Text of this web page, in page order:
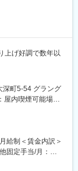
的な事業展開で
に強みを持ち、東
不動産サービスを
介や管理、メン
多角的な事業展開
上げ好調で数年以
レゼントが贈られ
勤無し
価します
対応を含む、以
深町5-54 グラング
屋内喫煙可能場所
給制＜賃金内訳＞
固定手当/月：